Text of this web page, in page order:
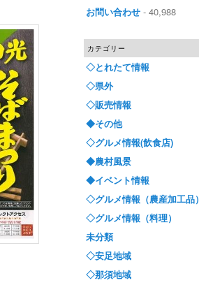
お問い合わせ - 40,988
カテゴリー
◇とれたて情報
◇県外
◇販売情報
◆その他
◇グルメ情報(飲食店)
◆農村風景
◆イベント情報
◇グルメ情報（農産加工品）
◇グルメ情報（料理）
未分類
◇安足地域
◇那須地域